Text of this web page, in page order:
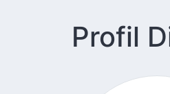
Profil